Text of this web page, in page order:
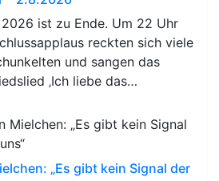
ist zu Ende. Um 22 Uhr
reckten sich viele
und sangen das
‚Ich liebe das…
„Es gibt kein Signal der